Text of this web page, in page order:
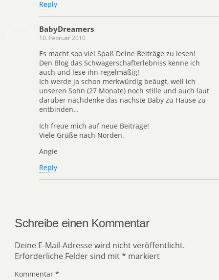
Reply
BabyDreamers
10. Februar 2010
Es macht soo viel Spaß Deine Beiträge zu lesen!
Den Blog das Schwagerschafterlebniss kenne ich
auch und lese ihn regelmäßig!
Ich werde ja schon merkwürdig beäugt, weil ich
unseren Sohn (27 Monate) noch stille und auch laut
darüber nachdenke das nächste Baby zu Hause zu
entbinden…
Ich freue mich auf neue Beiträge!
Viele Grüße nach Norden.
Angie
Reply
Schreibe einen Kommentar
Deine E-Mail-Adresse wird nicht veröffentlicht.
Erforderliche Felder sind mit* markiert
Kommentar *